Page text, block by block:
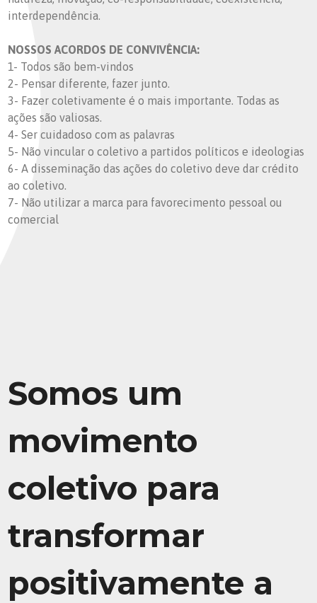
interdependência.
NOSSOS ACORDOS DE CONVIVÊNCIA:
1- Todos são bem-vindos
2- Pensar diferente, fazer junto.
3- Fazer coletivamente é o mais importante. Todas as
ações são valiosas.
4- Ser cuidadoso com as palavras
5- Não vincular o coletivo a partidos políticos e ideologias
6- A disseminação das ações do coletivo deve dar crédito
ao coletivo.
7- Não utilizar a marca para favorecimento pessoal ou
comercial
Somos um
movimento
coletivo para
transformar
positivamente a